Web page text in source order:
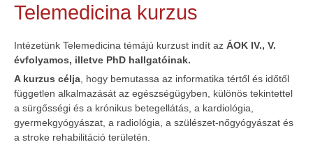
Telemedicina kurzus
Intézetünk Telemedicina témájú kurzust indít az ÁOK IV., V.
évfolyamos, illetve PhD hallgatóinak.
A kurzus célja , hogy bemutassa az informatika tértől és időtől
független alkalmazását az egészségügyben, különös tekintettel
a sürgősségi és a krónikus betegellátás, a kardiológia,
gyermekgyógyászat, a radiológia, a szülészet-nőgyógyászat és
a stroke rehabilitáció területén.